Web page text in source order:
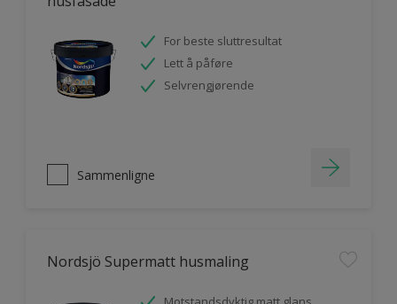
For beste sluttresultat
Lett å påføre
Selvrengjørende
Sammenligne
Nordsjö Supermatt husmaling